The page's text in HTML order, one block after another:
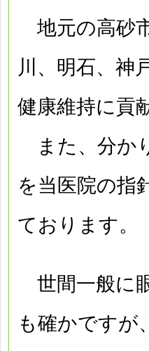
地元の高砂
川、明石、神
健康維持に貢
また、分か
を当医院の指
ております。
世間一般に
も確かですが